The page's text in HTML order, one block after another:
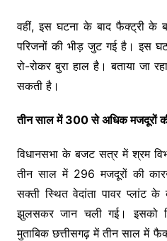
वहीं, इस घटना के बाद फैक्ट्री के
परिजनों की भीड़ जुट गई है। इस
रो-रोकर बुरा हाल है। बताया जा
सकती है।
तीन साल में 300 से अधिक मजदूरों
विधानसभा के बजट सत्र में श्रम
तीन साल में 296 मजदूरों की
सक्ती स्थित वेदांता पावर प्लांट
झुलसकर जान चली गई। इसको
मुताबिक छत्तीसगढ़ में तीन साल में